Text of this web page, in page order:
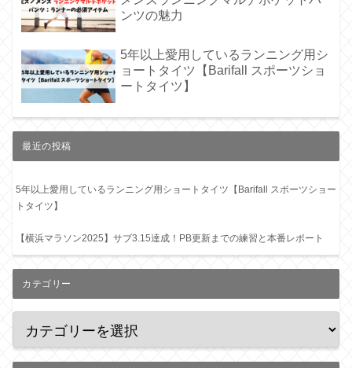
ンツの魅力
5年以上愛用しているランニング用シ
ョートタイツ【Barifall スポーツショ
ートタイツ】
最近の投稿
5年以上愛用しているランニング用ショートタイツ【Barifall スポーツショー
トタイツ】
【横浜マラソン2025】サブ3.15達成！PB更新までの練習と本番レポート
カテゴリー